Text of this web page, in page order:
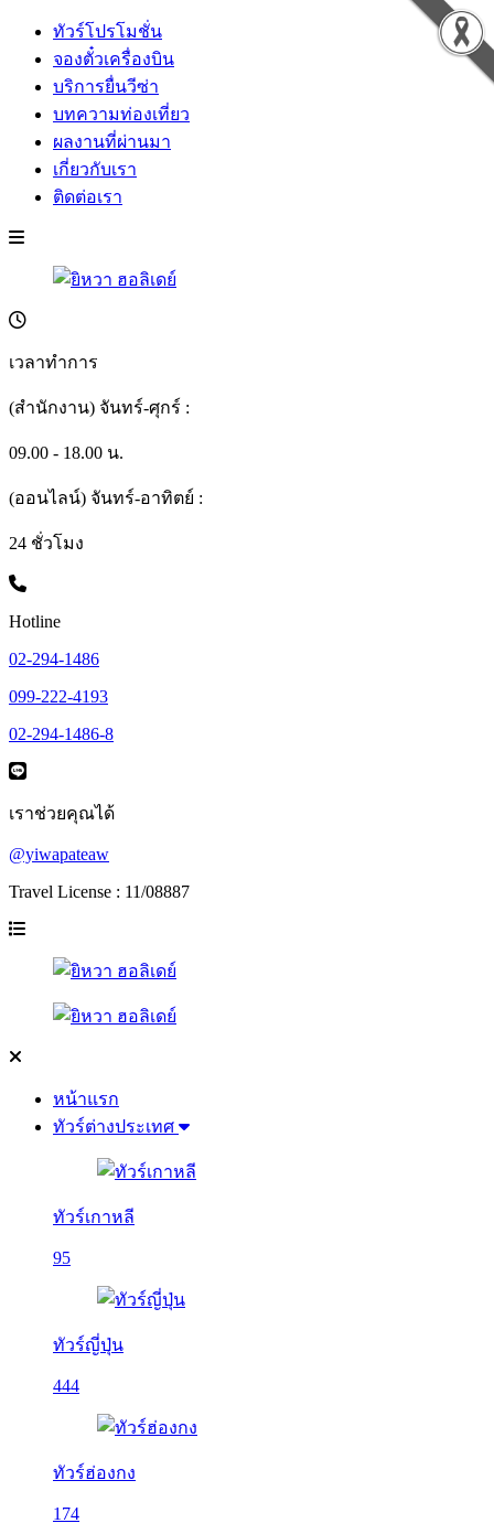
ทัวร์โปรโมชั่น
จองตั๋วเครื่องบิน
บริการยื่นวีซ่า
บทความท่องเที่ยว
ผลงานที่ผ่านมา
เกี่ยวกับเรา
ติดต่อเรา
เวลาทำการ
(สำนักงาน) จันทร์-ศุกร์ :
09.00 - 18.00 น.
(ออนไลน์) จันทร์-อาทิตย์ :
24 ชั่วโมง
Hotline
02-294-1486
099-222-4193
02-294-1486-8
เราช่วยคุณได้
@yiwapateaw
Travel License : 11/08887
หน้าแรก
ทัวร์ต่างประเทศ
ทัวร์เกาหลี
95
ทัวร์ญี่ปุ่น
444
ทัวร์ฮ่องกง
174